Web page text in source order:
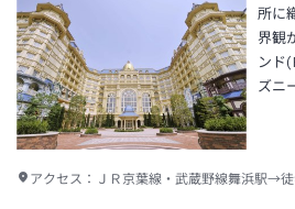
所に
界観
ンド
ズニ
アクセス： ＪＲ京葉線・武蔵野線舞浜駅→